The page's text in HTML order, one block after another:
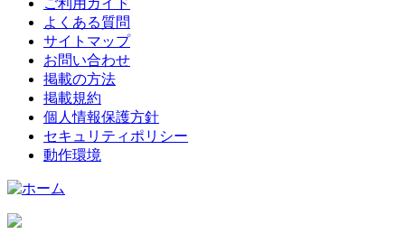
ご利用ガイド
よくある質問
サイトマップ
お問い合わせ
掲載の方法
掲載規約
個人情報保護方針
セキュリティポリシー
動作環境